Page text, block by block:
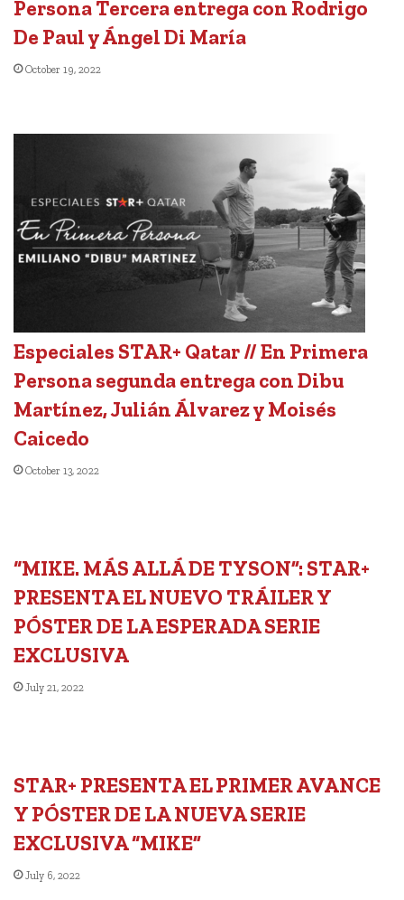
Persona Tercera entrega con Rodrigo
De Paul y Ángel Di María
October 19, 2022
Especiales STAR+ Qatar // En Primera
Persona segunda entrega con Dibu
Martínez, Julián Álvarez y Moisés
Caicedo
October 13, 2022
“MIKE. MÁS ALLÁ DE TYSON”: STAR+
PRESENTA EL NUEVO TRÁILER Y
PÓSTER DE LA ESPERADA SERIE
EXCLUSIVA
July 21, 2022
STAR+ PRESENTA EL PRIMER AVANCE
Y PÓSTER DE LA NUEVA SERIE
EXCLUSIVA “MIKE”
July 6, 2022